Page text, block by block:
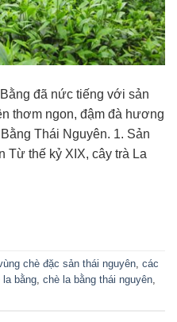
đã nức tiếng với sản
thơm ngon, đậm đà hương
Thái Nguyên. 1. Sản
Từ thế kỷ XIX, cây trà La
chè đặc sản thái nguyên, các
la bằng, chè la bằng thái nguyên,